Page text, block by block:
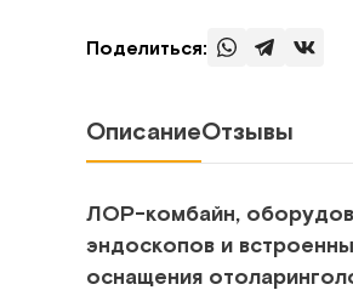
Поделиться:
ОписаниеОтзывы
ЛОР-комбайн,
эндоскопов и
оснащения